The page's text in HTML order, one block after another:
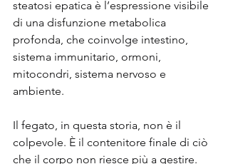
steatosi epatica è l’espressione visibile
di una disfunzione metabolica
profonda, che coinvolge intestino,
sistema immunitario, ormoni,
mitocondri, sistema nervoso e
ambiente.
Il fegato, in questa storia, non è il
colpevole. È il contenitore finale di ciò
che il corpo non riesce più a gestire.